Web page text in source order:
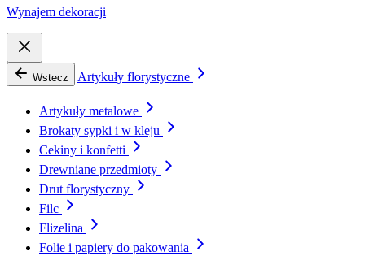
Wynajem dekoracji
Wstecz Artykuły florystyczne
Artykuły metalowe
Brokaty sypki i w kleju
Cekiny i konfetti
Drewniane przedmioty
Drut florystyczny
Filc
Flizelina
Folie i papiery do pakowania